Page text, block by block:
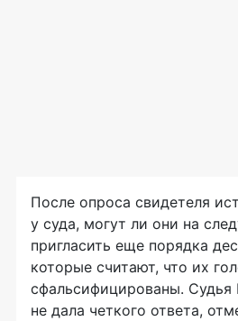
После опроса свидетеля
у суда, могут ли они на
пригласить еще порядка
которые считают, что их
сфальсифицированы. Судья
не дала четкого ответа,